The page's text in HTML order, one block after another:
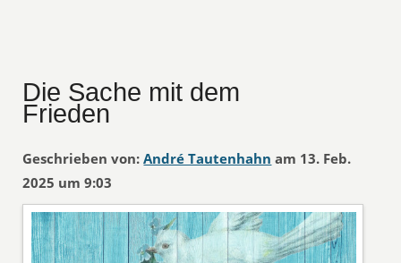
Die Sache mit dem
Frieden
Geschrieben von: André Tautenhahn am 13. Feb.
2025 um 9:03